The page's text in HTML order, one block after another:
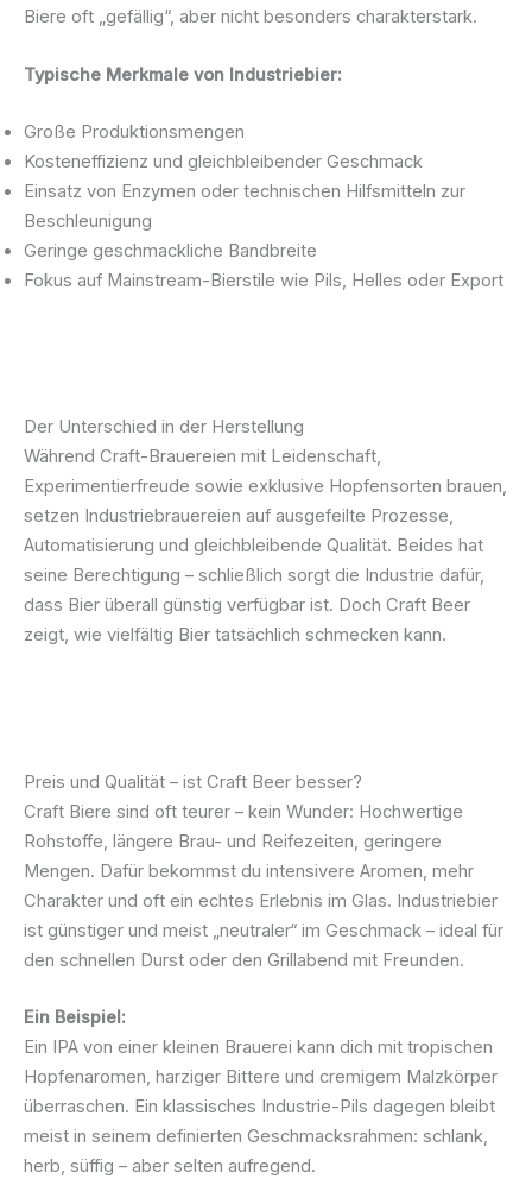
Biere oft „gefällig“, aber nicht besonders charakterstark.
Typische Merkmale von Industriebier:
Große Produktionsmengen
Kosteneffizienz und gleichbleibender Geschmack
Einsatz von Enzymen oder technischen Hilfsmitteln zur
Beschleunigung
Geringe geschmackliche Bandbreite
Fokus auf Mainstream-Bierstile wie Pils, Helles oder Export
Der Unterschied in der Herstellung
Während Craft-Brauereien mit Leidenschaft,
Experimentierfreude sowie exklusive Hopfensorten brauen,
setzen Industriebrauereien auf ausgefeilte Prozesse,
Automatisierung und gleichbleibende Qualität. Beides hat
seine Berechtigung – schließlich sorgt die Industrie dafür,
dass Bier überall günstig verfügbar ist. Doch Craft Beer
zeigt, wie vielfältig Bier tatsächlich schmecken kann.
Preis und Qualität – ist Craft Beer besser?
Craft Biere sind oft teurer – kein Wunder: Hochwertige
Rohstoffe, längere Brau- und Reifezeiten, geringere
Mengen. Dafür bekommst du intensivere Aromen, mehr
Charakter und oft ein echtes Erlebnis im Glas. Industriebier
ist günstiger und meist „neutraler“ im Geschmack – ideal für
den schnellen Durst oder den Grillabend mit Freunden.
Ein Beispiel:
Ein IPA von einer kleinen Brauerei kann dich mit tropischen
Hopfenaromen, harziger Bittere und cremigem Malzkörper
überraschen. Ein klassisches Industrie-Pils dagegen bleibt
meist in seinem definierten Geschmacksrahmen: schlank,
herb, süffig – aber selten aufregend.